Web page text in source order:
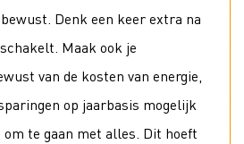
Denk een keer extra na
Maak ook je
van de kosten van energie,
op jaarbasis mogelijk
te gaan met alles. Dit hoeft